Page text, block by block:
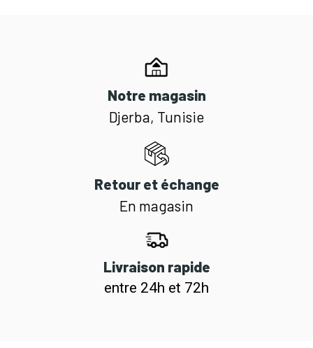
Notre magasin
Djerba, Tunisie
Retour et échange
En magasin
Livraison rapide
entre 24h et 72h